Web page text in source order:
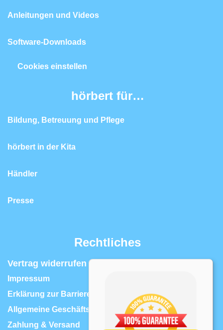
Anleitungen und Videos
Software-Downloads
Cookies einstellen
hörbert für…
Bildung, Betreuung und Pflege
hörbert in der Kita
Händler
Presse
Rechtliches
Vertrag widerrufen | Widerrufsrecht
Impressum
Erklärung zur Barrierefreiheit
Allgemeine Geschäftsbedingungen
Zahlung & Versand